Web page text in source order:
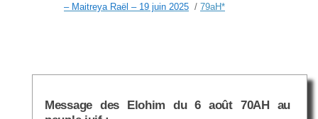
– Maitreya Raël – 19 juin 2025 / 79aH*
Message des Elohim du 6 août 70AH au